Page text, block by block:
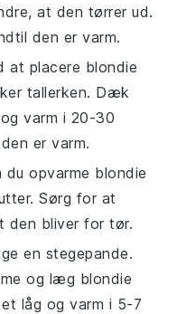
at den tørrer ud.
den er varm.
at placere blondie
tallerken. Dæk
varm i 20-30
er varm.
du opvarme blondie
Sørg for at
den bliver for tør.
en stegepande.
og læg blondie
låg og varm i 5-7